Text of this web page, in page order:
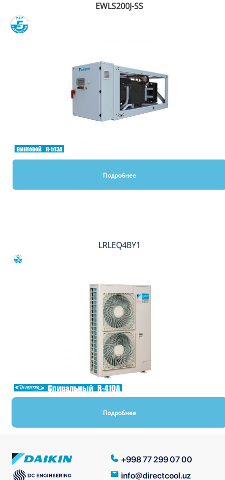
EWLS200J-SS
Винтовой R-513A
Подробнее
LRLEQ4BY1
Спиральный R-410A
Подробнее
+998 77 299 07 00
info@directcool.uz